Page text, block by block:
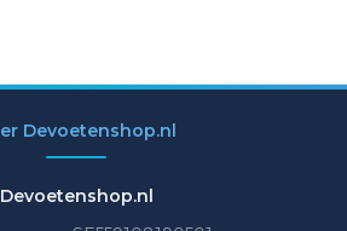
Devoetenshop.nl
Devoetenshop.nl